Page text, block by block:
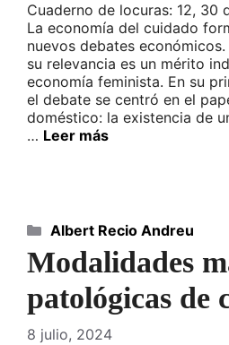
Cuaderno de locuras: 12,
La economía del cuidado
nuevos debates
su relevancia es un mérito
economía feminista. En su
el debate se centró en el
doméstico: la existencia de
… Leer más
Modalidades
patológicas de
8 julio, 2024
Categorías
Albert Recio Andreu